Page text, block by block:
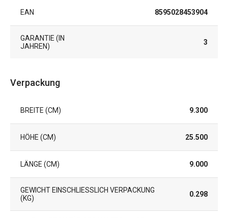
EAN 8595028453904
GARANTIE (IN
JAHREN)
3
Verpackung
BREITE (CM) 9.300
HÖHE (CM) 25.500
LÄNGE (CM) 9.000
GEWICHT EINSCHLIESSLICH VERPACKUNG (
KG)
0.298